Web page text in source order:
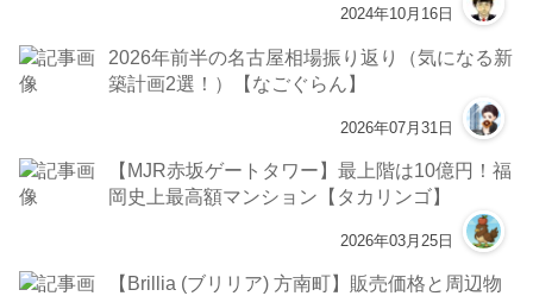
2024年10月16日
2026年前半の名古屋相場振り返り（気になる新
築計画2選！）【なごぐらん】
2026年07月31日
【MJR赤坂ゲートタワー】最上階は10億円！福
岡史上最高額マンション【タカリンゴ】
2026年03月25日
【Brillia (ブリリア) 方南町】販売価格と周辺物